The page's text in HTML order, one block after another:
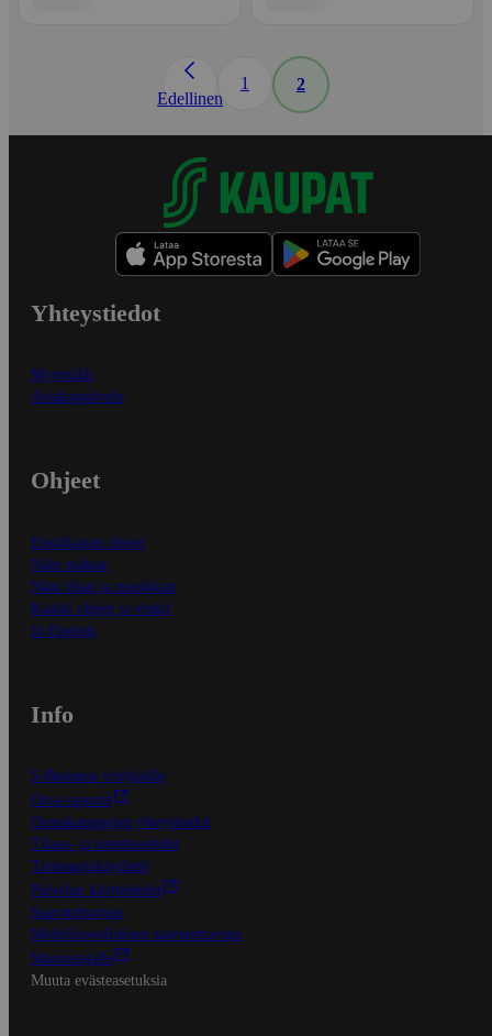
Edellinen
1 2
Yhteystiedot
Myymälät
Asiakaspalvelu
Ohjeet
Ensitilaajan ohjeet
Näin maksat
Näin tilaat ja muokkaat
Kaikki ohjeet ja vinkit
In English
Info
S-Business yrityksille
Oiva-raportit
Osuuskauppojen yhteystiedot
Tilaus- ja toimitusehdot
Tietosuojakäytäntö
Palvelun käyttöehdot
Saavutettavuus
Mobiilisovelluksen saavutettavuus
Mainostajalle
Muuta evästeasetuksia